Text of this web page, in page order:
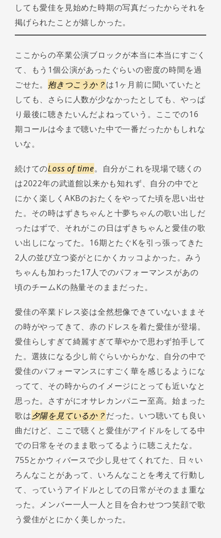
しても愛佳を見始めた時期の写真だったからそれを
掲げられたことが嬉しかった。
ここからの卒業公演ブロックが本当に本当にすごく
て、もう1個公演があったぐらいの密度の時間を過
ごせた。 抱きつこうか？は1ヶ月前に聞いていたと
しても、さらに人数が少なかったとしても、やっぱ
り最後に聴きたいんだよねっていう。ここでの16
期コールは今まで聴いた中で一番だったかもしれな
いな。
続けてのLoss of time。自分がこれを現場で聴くの
は2022年の武道館以来かも知れず、自分の中でと
にかく楽しくAKBのおたくをやってた頃を思い出せ
た。その時はずきちゃんと十夢ちゃんの歌い出しだ
ったはずで、それがこの日はずきちゃんと愛佳の歌
い出しになってた。16期とたぐKを引っ張ってきた
2人の並び立つ姿がとにかくカッコよかった。みう
ちゃんも加わった17人でのパフォーマンスがあの
頃のチームKの熱量そのままだった。
愛佳の卒業ドレス姿は全然想像できていないままそ
の時がやってきて、赤のドレスを着た愛佳が登場。
愛佳らしすぎて綺麗すぎて華やかで思わず拍手して
た。選抜になる少し前ぐらいからかな、自分の中で
愛佳のパフォーマンスにすごく華を感じるようにな
ってて、その時からのイメージにとっても近いなと
思った。さすがにオサレカンパニー至高。始まった
歌は夕陽を見ているか？だった。いつ聴いても良い
曲だけど、ここで聴くと愛佳がアイドルをしてる中
での日常をそのまま歌ってるように聴こえたな。
755とかウィバースで少し見せてくれてた、日々い
ろんなことがあって、いろんなことを考えて行動し
て、っていうアイドルとしての日常がそのまま重な
った。メンバー一人一人と目を合わせつつ笑顔で歌
う愛佳がとにかく美しかった。